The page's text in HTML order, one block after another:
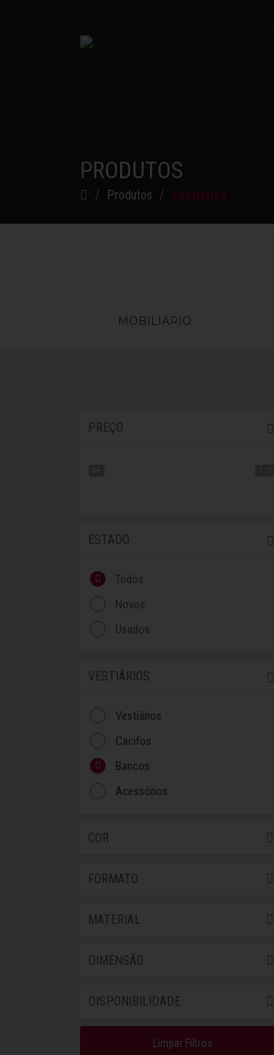
PRODUTOS
Produtos Vestiários
MOBILIÁRIO
PREÇO
ESTADO
Todos
Novos
Usados
VESTIÁRIOS
Vestiários
Cacifos
Bancos
Acessórios
COR
FORMATO
MATERIAL
DIMENSÃO
DISPONIBILIDADE
Limpar Filtros